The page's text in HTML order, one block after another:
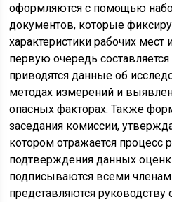
оформляются с помощью
документов, которые
характеристики рабочих мест
первую очередь
приводятся данные об
методах измерений и
опасных факторах. Также
заседания комиссии,
котором отражается процесс
подтверждения данных
подписываются всеми
представляются руководству